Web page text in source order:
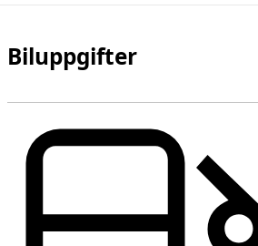
Biluppgifter